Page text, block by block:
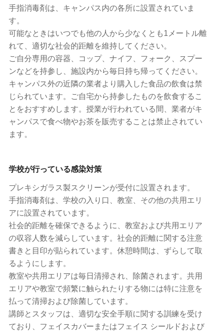
手指消毒剤は、キャンパス内の各所に設置されていま
す。
可能なときはいつでも他の人から少なくとも1メートル離
れて、適切な社会的距離を維持してください。
ご自分専用の容器、コップ、ナイフ、フォーク、スプー
ンなどを持参し、施設内から毎日持ち帰ってください。
キャンパス外の近隣の業者より購入した食品の飲食は禁
じられています。ご自宅から持参したものを飲食するこ
とをおすすめします。授業が行われている間、業者がキ
ャンパスで食べ物やお茶を販売することは禁止されてい
ます。
学校が行っている感染対策
プレキシガラス製スクリーンが受付に設置されます。
手指消毒剤は、学校の入り口、教室、その他の共用エリ
アに設置されています。
社会的距離を確保できるように、教室および共用エリア
の収容人数を減らしています。社会的距離に関する注意
書きと目印が貼られています。休憩時間は、ずらして取
るようにします。
教室や共用エリアは毎日清掃され、除菌されます。共用
エリアや教室で頻繁に触られたりする物には特に注意を
払って清掃および除菌しています。
講師とスタッフは、適切な安全手順に関する訓練を受け
ており、フェイスカバーまたはフェイス シールドおよび